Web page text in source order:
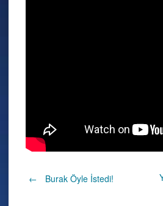
Post
← Burak Öyle İstedi!